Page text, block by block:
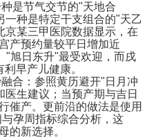
是节气交节的"天地合
一种是特定干支组合的"天乙
京某三甲医院数据显示，在
产预约量较平日增加近
"旭日东升"最受欢迎，而戌
早产儿健康。
合：参照黄历避开"日月冲
生建议；当预产期与吉日
催产。更前沿的做法是使用
孕周指标综合分析，这
的新选择。